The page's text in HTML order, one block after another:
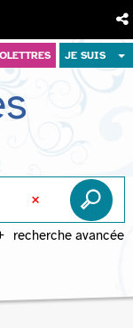
JE SUIS
recherche avancée